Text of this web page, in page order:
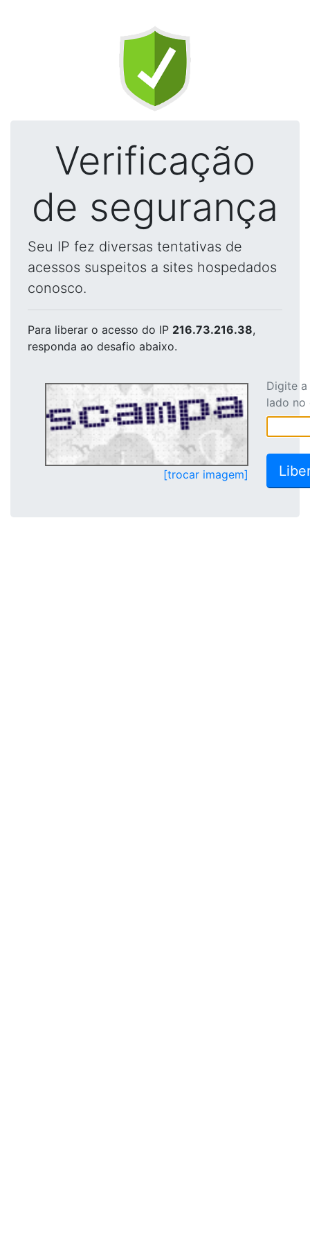
Verificação
de segurança
Seu IP fez diversas tentativas de
acessos suspeitos a sites hospedados
conosco.
Para liberar o acesso do IP 216.73.216.38,
responda ao desafio abaixo.
[trocar imagem]
Digite
lado no